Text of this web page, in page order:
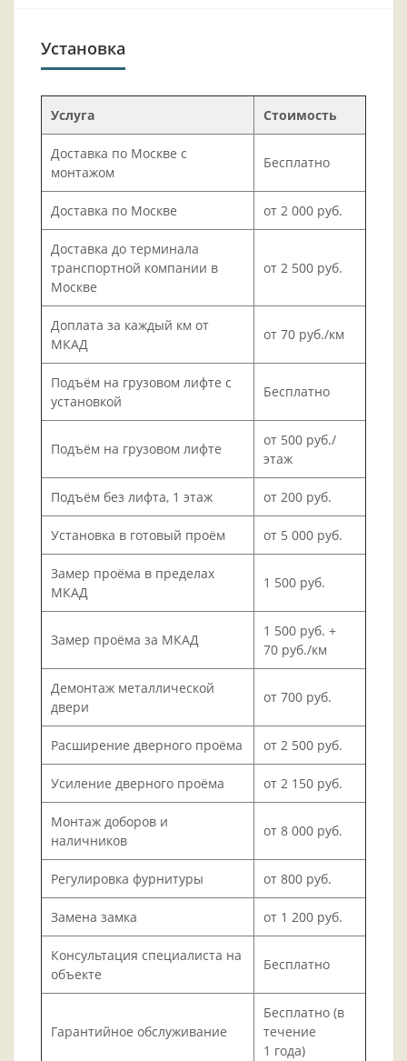
Установка
Услуга Стоимость
Доставка по Москве с
монтажом
Бесплатно
Доставка по Москве от 2 000 руб.
Доставка до терминала
транспортной компании в
Москве
от 2 500 руб.
Доплата за каждый км от
МКАД
от 70 руб./км
Подъём на грузовом лифте с
установкой
Бесплатно
Подъём на грузовом лифте
от 500 руб./
этаж
Подъём без лифта, 1 этаж от 200 руб.
Установка в готовый проём от 5 000 руб.
Замер проёма в пределах
МКАД
1 500 руб.
Замер проёма за МКАД
1 500 руб. +
70 руб./км
Демонтаж металлической
двери
от 700 руб.
Расширение дверного проёма от 2 500 руб.
Усиление дверного проёма от 2 150 руб.
Монтаж доборов и
наличников
от 8 000 руб.
Регулировка фурнитуры от 800 руб.
Замена замка от 1 200 руб.
Консультация специалиста на
объекте
Бесплатно
Гарантийное обслуживание
Бесплатно (в
течение
1 года)